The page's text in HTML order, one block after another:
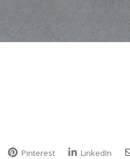
Pinterest LinkedIn